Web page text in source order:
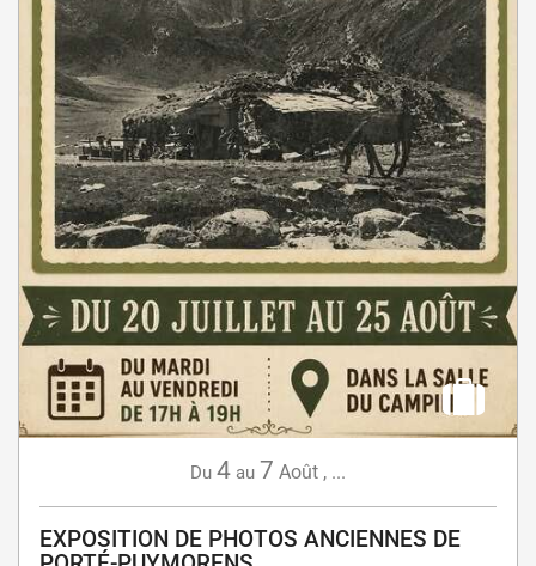
Du 4 au 7 Août , ...
EXPOSITION DE PHOTOS ANCIENNES DE